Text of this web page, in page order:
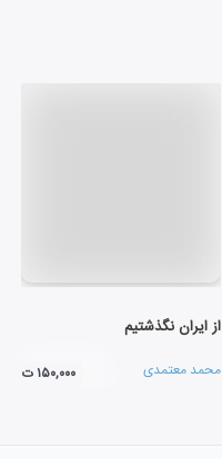
از ایران نگذشتیم
محمد معتمدی ۱۵۰,۰۰۰ ت